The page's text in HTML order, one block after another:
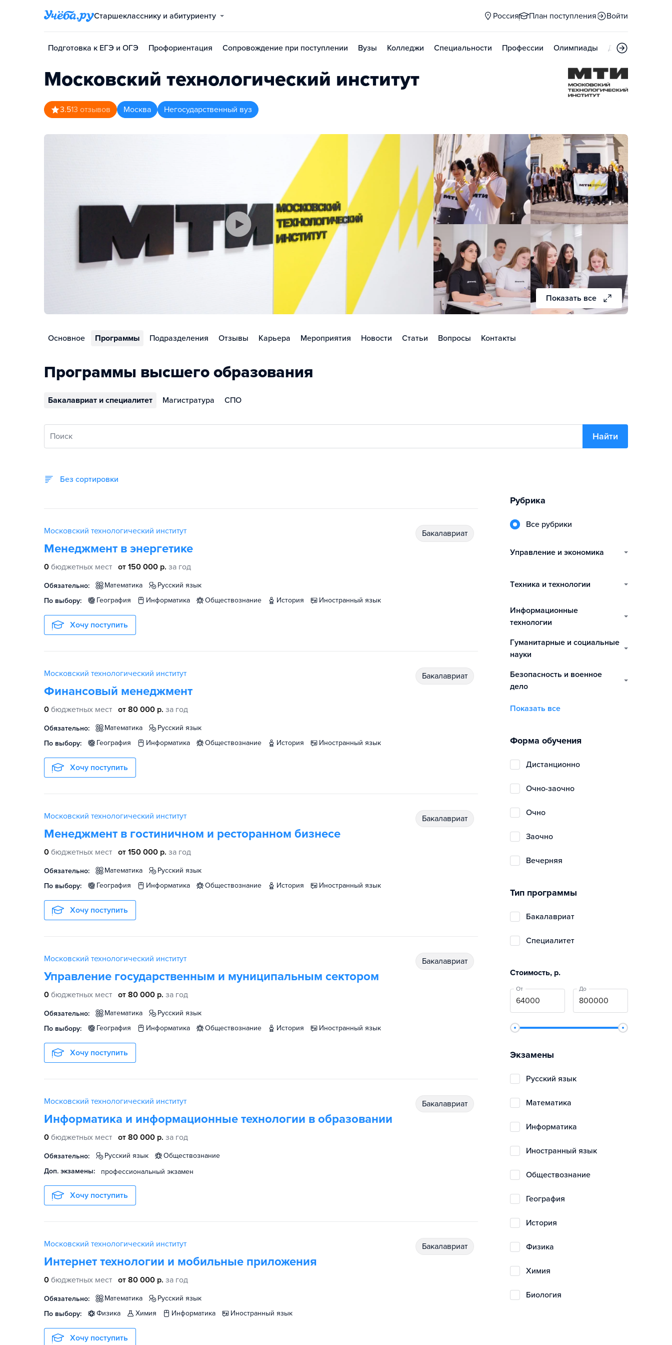
Старшекласснику и абитуриенту Россия План поступления Войти
Подготовка к ЕГЭ и ОГЭ Профориентация Сопровождение при поступлении Вузы Колледжи Специальности Профессии Олимпиады Дни открытых
Московский технологический институт
3.513 отзывов Москва Негосударственный вуз
Показать все
Основное Программы Подразделения Отзывы Карьера Мероприятия Новости Статьи Вопросы Контакты
Программы высшего образования
Бакалавриат и специалитет Магистратура СПО
Поиск Найти
Без сортировки
Московский технологический институт
Менеджмент в энергетике
0 бюджетных мест от 150 000 р. за год
Обязательно: математика
русский язык
По выбору:
география информатика обществознание история иностранный язык
Хочу поступить
бакалавриат
Московский технологический институт
Финансовый менеджмент
0 бюджетных мест от 80 000 р. за год
Обязательно: математика
русский язык
По выбору:
география информатика обществознание история иностранный язык
Хочу поступить
бакалавриат
Московский технологический институт
Менеджмент в гостиничном и ресторанном бизнесе
0 бюджетных мест от 150 000 р. за год
Обязательно: математика
русский язык
По выбору:
география информатика обществознание история иностранный язык
Хочу поступить
бакалавриат
Московский технологический институт
Управление государственным и муниципальным сектором
0 бюджетных мест от 80 000 р. за год
Обязательно: математика
русский язык
По выбору:
география информатика обществознание история иностранный язык
Хочу поступить
бакалавриат
Московский технологический институт
Информатика и информационные технологии в образовании
0 бюджетных мест от 80 000 р. за год
Обязательно: русский язык
обществознание
Доп. экзамены:
профессиональный экзамен
Хочу поступить
бакалавриат
Московский технологический институт
Интернет технологии и мобильные приложения
0 бюджетных мест от 80 000 р. за год
Обязательно: математика
русский язык
По выбору:
физика химия информатика иностранный язык
Хочу поступить
бакалавриат
Рубрика
Все рубрики
управление и экономика
техника и технологии
информационные
технологии
гуманитарные и социальные
науки
безопасность и военное
дело
Показать все
Форма обучения
дистанционно
очно-заочно
очно
заочно
вечерняя
Тип программы
бакалавриат
специалитет
Стоимость, р.
От До
Экзамены
русский язык
математика
информатика
иностранный язык
обществознание
география
история
физика
химия
биология